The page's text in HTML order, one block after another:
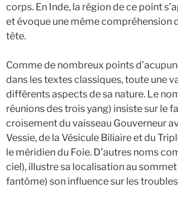
corps. En Inde, la région de ce point
et évoque une même compréhension
tête.
Comme de nombreux points
dans les textes classi­ques, toute une
différents aspects de sa nature. Le
réunions des trois yang) insiste sur le
croisement du vaisseau Gouverneur
Vessie, de la Vésicule Biliaire et du
le méridien du Foie. D’autres noms
ciel), illustre sa localisation au
fantôme) son influence sur les